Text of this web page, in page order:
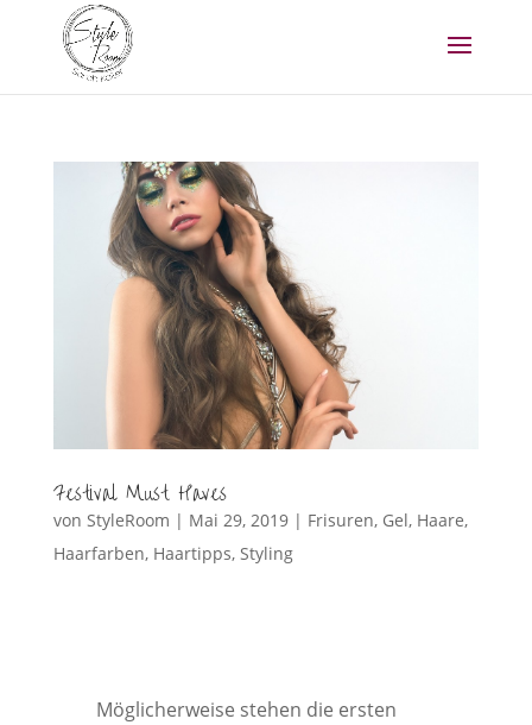
Festival Must Haves
von StyleRoom | Mai 29, 2019| Frisuren, Gel, Haare,
Haarfarben, Haartipps, Styling
Möglicherweise stehen die ersten